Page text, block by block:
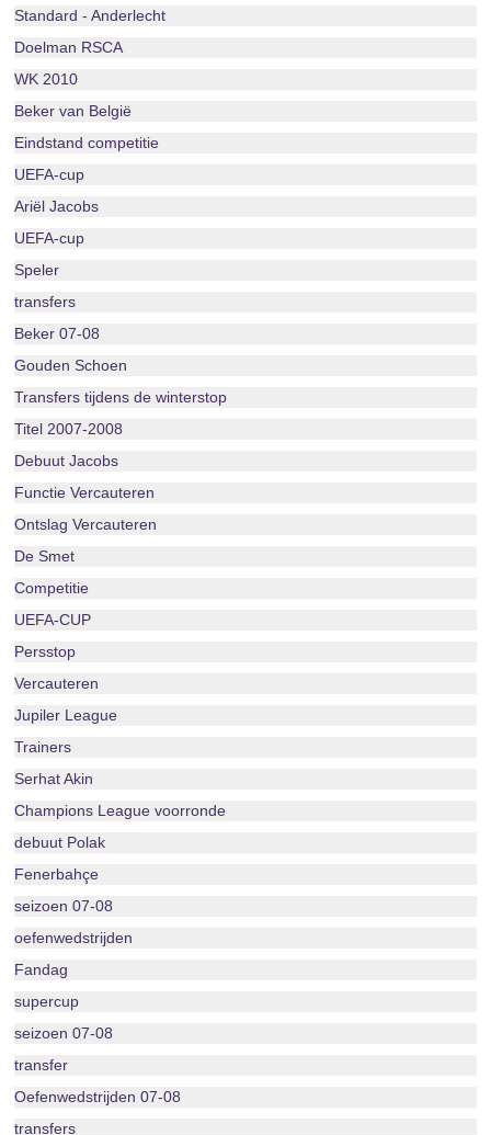
Standard - Anderlecht
Doelman RSCA
WK 2010
Beker van België
Eindstand competitie
UEFA-cup
Ariël Jacobs
UEFA-cup
Speler
transfers
Beker 07-08
Gouden Schoen
Transfers tijdens de winterstop
Titel 2007-2008
Debuut Jacobs
Functie Vercauteren
Ontslag Vercauteren
De Smet
Competitie
UEFA-CUP
Persstop
Vercauteren
Jupiler League
Trainers
Serhat Akin
Champions League voorronde
debuut Polak
Fenerbahçe
seizoen 07-08
oefenwedstrijden
Fandag
supercup
seizoen 07-08
transfer
Oefenwedstrijden 07-08
transfers